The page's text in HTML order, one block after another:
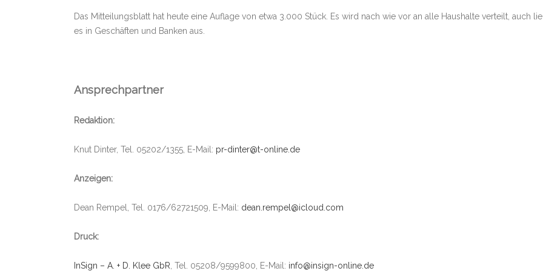
Das Mitteilungsblatt hat heute eine Auflage von etwa 3.000 Stück. Es wird nach wie vor an alle Haushalte verteilt, auch
es in Geschäften und Banken aus.
Ansprechpartner
Redaktion:
Knut Dinter, Tel. 05202/1355, E-Mail: pr-dinter@t-online.de
Anzeigen:
Dean Rempel, Tel. 0176/62721509, E-Mail: dean.rempel@icloud.com
Druck:
InSign – A. + D. Klee GbR , Tel. 05208/9599800, E-Mail: info@insign-online.de